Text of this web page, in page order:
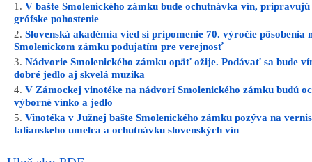
V bašte Smolenického zámku bude ochutnávka vín,
grófske pohostenie
Slovenská akadémia vied si pripomenie 70. výročie pôsobenia
Smolenickom zámku podujatím pre verejnosť
Nádvorie Smolenického zámku opäť ožije. Podávať sa bude
dobré jedlo aj skvelá muzika
V Zámockej vinotéke na nádvorí Smolenického zámku budú
výborné vínko a jedlo
Vinotéka v Južnej bašte Smolenického zámku pozýva na
talianskeho umelca a ochutnávku slovenských vín